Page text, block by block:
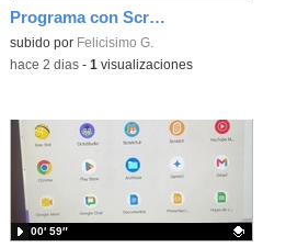
Programa con Scratch juegos con los partidos del mundial 2026 ganados por España
Contenido educativo.
subido por Felicisimo G.
-hace 2 dias- 1 visualizaciones
00′ 59″